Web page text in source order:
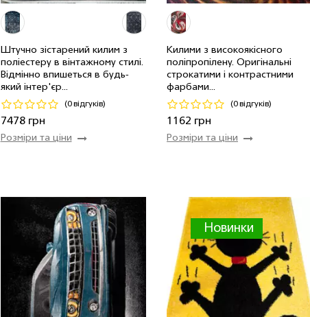
Штучно зістарений килим з
поліестеру в вінтажному стилі.
Відмінно впишеться в будь-
який інтер'єр...
(0 відгуків)
7478 грн
Розміри та ціни
2.0 x 2.85 м
Купити
Килими з високоякiсного
поліпропілену. Оригінальні
строкатими і контрастними
фарбами...
(0 відгуків)
1162 грн
Розміри та ціни
0.8 x 1.5 м
Купити
Новинки